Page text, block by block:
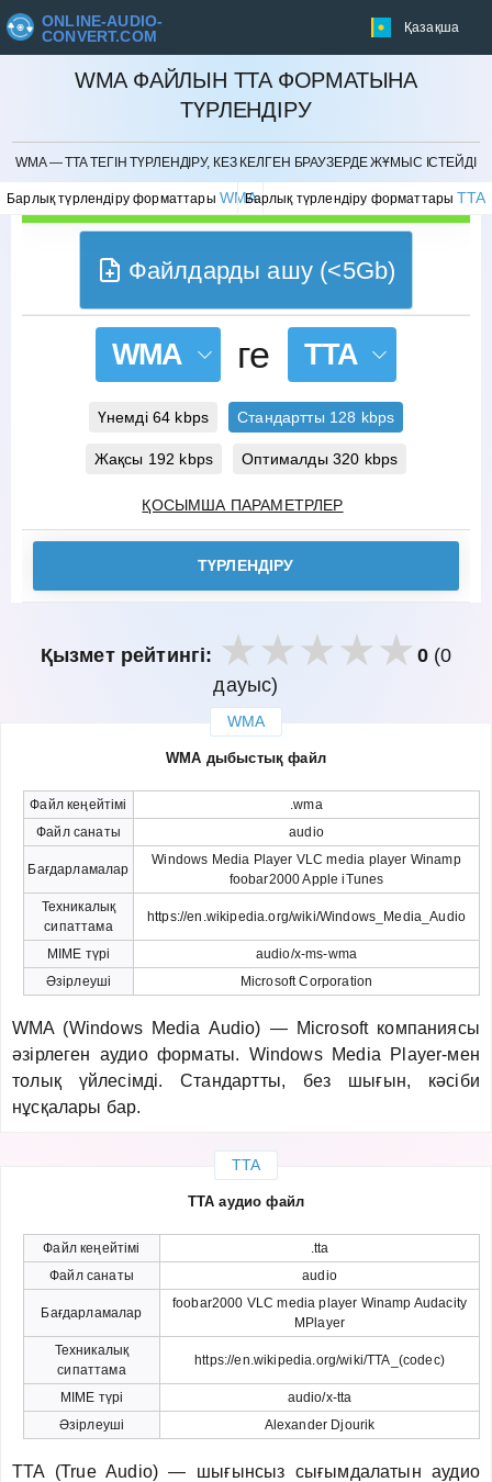
ONLINE-AUDIO-
CONVERT.COM
Қазақша
WMA ФАЙЛЫН TTA ФОРМАТЫНА
ТҮРЛЕНДІРУ
WMA — TTA ТЕГІН ТҮРЛЕНДІРУ, КЕЗ КЕЛГЕН БРАУЗЕРДЕ ЖҰМЫС ІСТЕЙДІ
Барлық түрлендіру форматтары WMAБарлық түрлендіру форматтарыTTA
БОЛДЫРМАУ
Файлдарды ашу (<5Gb)
WMA ге TTA
Үнемді 64 kbps Стандартты 128 kbps
Жақсы 192 kbps Оптималды 320 kbps
ҚОСЫМША ПАРАМЕТРЛЕР
ТҮРЛЕНДІРУ
Қызмет рейтингі: 0(0
дауыс)
WMA
WMA дыбыстық файл
Файл кеңейтімі
.wma
Файл санаты
audio
Бағдарламалар
Windows Media Player VLC media player Winamp
foobar2000 Apple iTunes
Техникалық
сипаттама
https://en.wikipedia.org/wiki/Windows_Media_Audio
MIME түрі
audio/x-ms-wma
Әзірлеуші
Microsoft Corporation
WMA (Windows Media Audio) — Microsoft компаниясы
әзірлеген аудио форматы. Windows Media Player-мен
толық үйлесімді. Стандартты, без шығын, кәсіби
нұсқалары бар.
TTA
TTA аудио файл
Файл кеңейтімі
.tta
Файл санаты
audio
Бағдарламалар
foobar2000 VLC media player Winamp Audacity
MPlayer
Техникалық
сипаттама
https://en.wikipedia.org/wiki/TTA_(codec)
MIME түрі
audio/x-tta
Әзірлеуші
Alexander Djourik
TTA (True Audio) — шығынсыз сығымдалатын аудио